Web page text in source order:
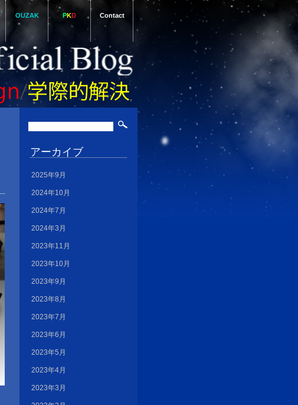
OUZAK PKD Contact
アーカイブ
2025年9月
2024年10月
2024年7月
2024年3月
2023年11月
2023年10月
2023年9月
2023年8月
2023年7月
2023年6月
2023年5月
2023年4月
2023年3月